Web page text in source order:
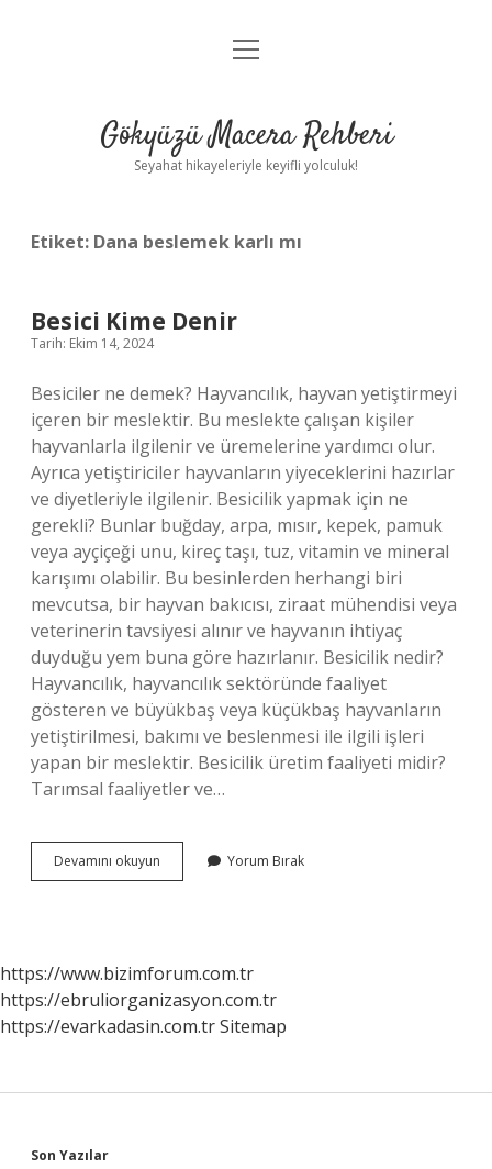
Anasayfa
Yasal Uyarı
menüyü
Gökyüzü Macera Rehberi
Seyahat hikayeleriyle keyifli yolculuk!
Etiket: Dana beslemek karlı mı
Besici Kime Denir
Tarih: Ekim 14, 2024
Besiciler ne demek? Hayvancılık, hayvan yetiştirmeyi
içeren bir meslektir. Bu meslekte çalışan kişiler
hayvanlarla ilgilenir ve üremelerine yardımcı olur.
Ayrıca yetiştiriciler hayvanların yiyeceklerini hazırlar
ve diyetleriyle ilgilenir. Besicilik yapmak için ne
gerekli? Bunlar buğday, arpa, mısır, kepek, pamuk
veya ayçiçeği unu, kireç taşı, tuz, vitamin ve mineral
karışımı olabilir. Bu besinlerden herhangi biri
mevcutsa, bir hayvan bakıcısı, ziraat mühendisi veya
veterinerin tavsiyesi alınır ve hayvanın ihtiyaç
duyduğu yem buna göre hazırlanır. Besicilik nedir?
Hayvancılık, hayvancılık sektöründe faaliyet
gösteren ve büyükbaş veya küçükbaş hayvanların
yetiştirilmesi, bakımı ve beslenmesi ile ilgili işleri
yapan bir meslektir. Besicilik üretim faaliyeti midir?
Tarımsal faaliyetler ve…
Devamını okuyun
Kime
Yorum Bırak
https://www.bizimforum.com.tr
https://ebruliorganizasyon.com.tr
https://evarkadasin.com.trSitemap
Son Yazılar